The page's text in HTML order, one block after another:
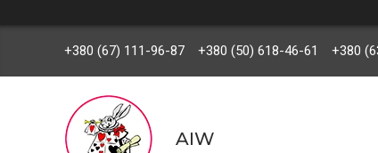
+380 (67) 111-96-87 +380 (50) 618-46-61 +380
AIW